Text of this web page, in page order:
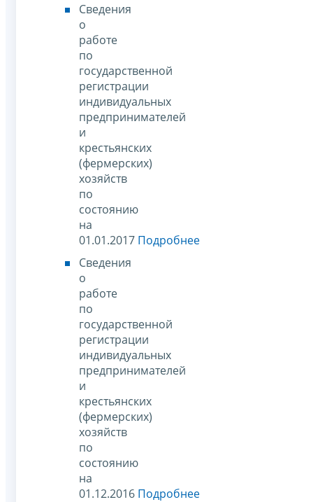
Сведения
о
работе
по
государственной
регистрации
индивидуальных
предпринимателей
и
крестьянских
(фермерских)
хозяйств
по
состоянию
на
01.01.2017 Подробнее
Сведения
о
работе
по
государственной
регистрации
индивидуальных
предпринимателей
и
крестьянских
(фермерских)
хозяйств
по
состоянию
на
01.12.2016 Подробнее